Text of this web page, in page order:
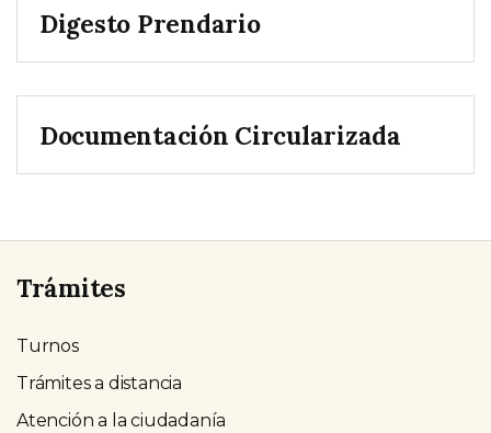
Digesto Prendario
Documentación Circularizada
Trámites
Turnos
Trámites a distancia
Atención a la ciudadanía